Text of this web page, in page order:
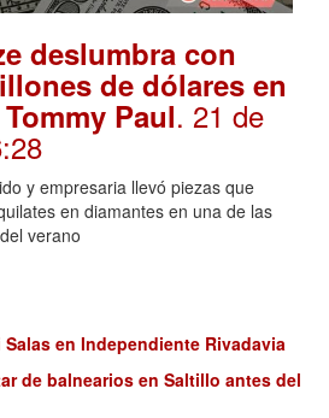
deslumbra con
de dólares en
Paul. 21 de
y empresaria llevó piezas que
en diamantes en una de las
verano
en Independiente Rivadavia
de balnearios en Saltillo antes del